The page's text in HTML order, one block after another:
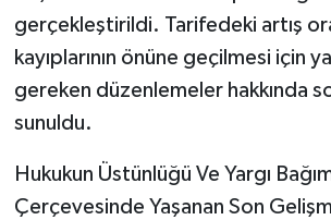
gerçekleştirildi. Tarifedeki artış
kayıplarının önüne geçilmesi için
gereken düzenlemeler hakkında
sunuldu.
​Hukukun Üstünlüğü Ve Yargı
Çerçevesinde Yaşanan Son